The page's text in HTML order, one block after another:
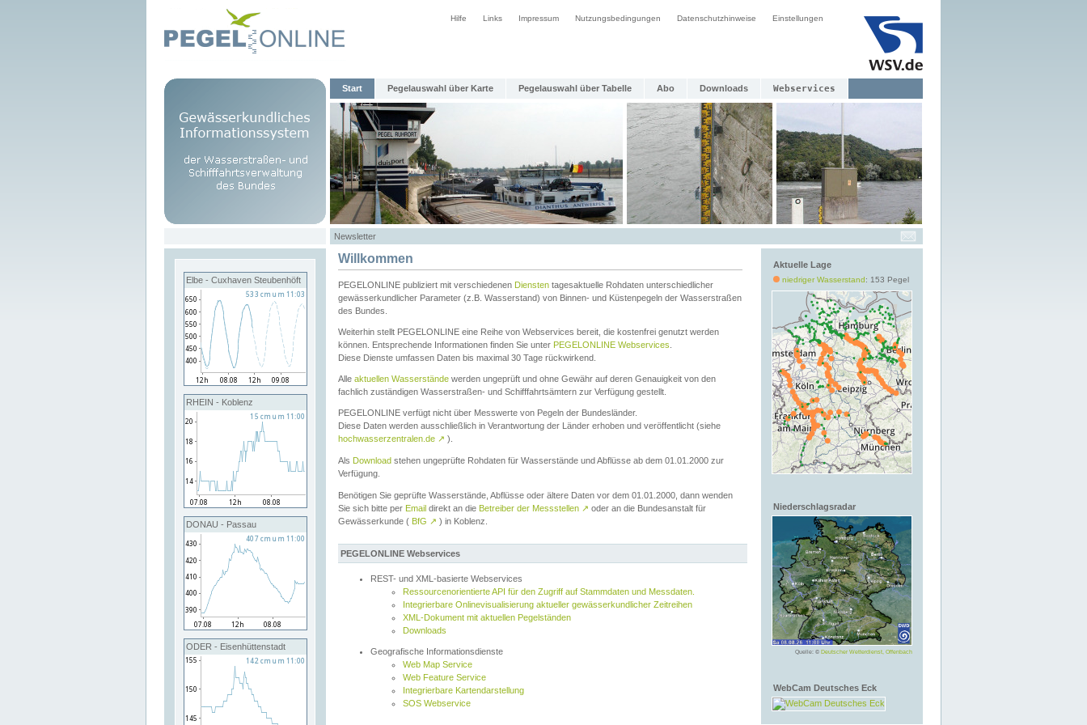
Hilfe Links Impressum Nutzungsbedingungen Datenschutzhinweise Einstellungen
Start Pegelauswahl über Karte Pegelauswahl über Tabelle Abo Downloads Webservices
Newsletter
Elbe - Cuxhaven Steubenhöft
RHEIN - Koblenz
DONAU - Passau
ODER - Eisenhüttenstadt
Aktuelle Lage
niedriger Wasserstand: 153 Pegel
Niederschlagsradar
Quelle: © Deutscher Wetterdienst, Offenbach
WebCam Deutsches Eck
Willkommen
PEGELONLINE publiziert mit verschiedenen Diensten tagesaktuelle Rohdaten unterschiedlicher
gewässerkundlicher Parameter (z.B. Wasserstand) von Binnen- und Küstenpegeln der Wasserstraßen
des Bundes.
Weiterhin stellt PEGELONLINE eine Reihe von Webservices bereit, die kostenfrei genutzt werden
können. Entsprechende Informationen finden Sie unter PEGELONLINE Webservices
Diese Dienste umfassen Daten bis maximal 30 Tage rückwirkend.
Alle aktuellen Wasserstände werden ungeprüft und ohne Gewähr auf deren Genauigkeit von den
fachlich zuständigen Wasserstraßen- und Schifffahrtsämtern zur Verfügung gestellt.
PEGELONLINE verfügt nicht über Messwerte von Pegeln der Bundesländer.
Diese Daten werden ausschließlich in Verantwortung der Länder erhoben und veröffentlicht (siehe
hochwasserzentralen.de ↗ ).
Als Download stehen ungeprüfte Rohdaten für Wasserstände und Abflüsse ab dem 01.01.2000 zur
Verfügung.
Benötigen Sie geprüfte Wasserstände, Abflüsse oder ältere Daten vor dem 01.01.2000, dann wenden
Sie sich bitte per Email direkt an die Betreiber der Messstellen ↗ oder an die Bundesanstalt für
Gewässerkunde ( BfG ↗ ) in Koblenz.
PEGELONLINE Webservices
REST- und XML-basierte Webservices
Ressourcenorientierte API für den Zugriff auf Stammdaten und Messdaten.
Integrierbare Onlinevisualisierung aktueller gewässerkundlicher Zeitreihen
XML-Dokument mit aktuellen Pegelständen
Downloads
Geografische Informationsdienste
Web Map Service
Web Feature Service
Integrierbare Kartendarstellung
SOS Webservice